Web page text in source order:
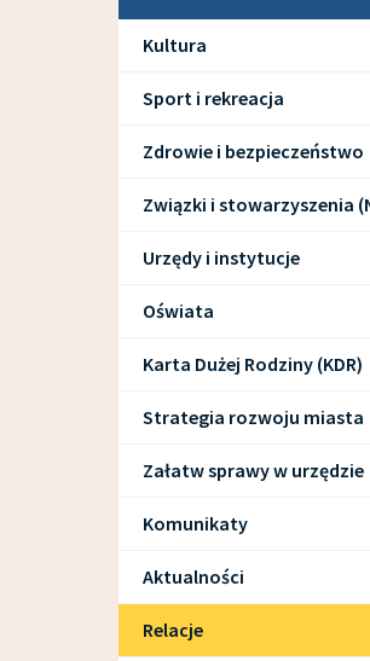
Kultura
Sport i rekreacja
Zdrowie i bezpieczeństwo
Związki i stowarzyszenia
Urzędy i instytucje
Oświata
Karta Dużej Rodziny (KDR)
Strategia rozwoju miasta
Załatw sprawy w urzędzie
Komunikaty
Aktualności
Relacje